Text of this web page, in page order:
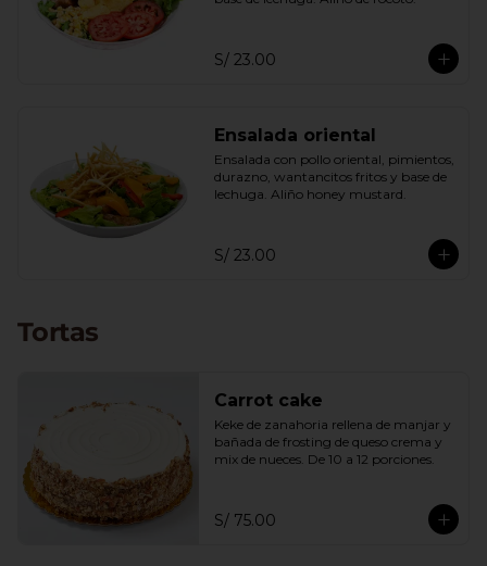
S/ 23.00
Ensalada oriental
Ensalada con pollo oriental, pimientos,
durazno, wantancitos fritos y base de
lechuga. Aliño honey mustard.
S/ 23.00
Tortas
Carrot cake
Keke de zanahoria rellena de manjar y
bañada de frosting de queso crema y
mix de nueces. De 10 a 12 porciones.
S/ 75.00